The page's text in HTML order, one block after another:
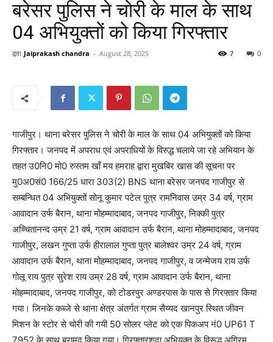
बरेसर पुलिस ने चोरी के माल के साथ
04 अभियुक्तों को किया गिरफ्तार
द्वारा Jaiprakash chandra - August 28, 2025 0
7
गाजीपुर। थाना बरेसर पुलिस ने चोरी के माल के साथ 04 अभियुक्तों को किया
गिरफ्तार। जनपद में अपराध एवं अपराधियों के विरुद्ध चलाये जा रहे अभियान के
तहत उ0नि0 मो0 रुस्तम खाँ मय हमराह द्वारा मुखबिर खास की सूचना पर
मु0अ0सं0 166/25 धारा 303(2) BNS थाना बरेसर जनपद गाजीपुर से
सम्बन्धित 04 अभियुक्तों सोनू कुमार पटेल पुत्र रामनिवास उम्र 34 वर्ष, ग्राम
आवादान उर्फ बैरान, थाना मोहम्मादाबाद, जनपद गाजीपुर, निक्की पुत्र
अच्चितानन्द उम्र 21 वर्ष, ग्राम आवादान उर्फ बैरान, थाना मोहम्मादाबाद, जनपद
गाजीपुर, लखन गुप्ता उर्फ हीरालाल गुप्ता पुत्र बालेश्वर उम्र 24 वर्ष, ग्राम
आवादान उर्फ बैरान, थाना मोहम्मादाबाद, जनपद गाजीपुर, व जन्मेजय राय उर्फ
गोलू राय पुत्र सुरेश राय उम्र 28 वर्ष, ग्राम आवादान उर्फ बैरान, थाना
मोहम्मादाबाद, जनपद गाजीपुर, को टोडरपुर अण्डरपास के पास से गिरफ्तार किया
गया। जिनके कब्जे से थाना क्षेत्र अंतर्गत ग्राम सैय्यद खानपुर स्थित जीवन
मिशन के स्टोर से चोरी की गयी 50 सोलर प्लेट को एक पिकअप नं0 UP61 T